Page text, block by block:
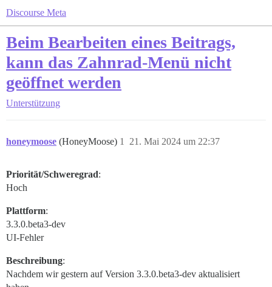
Discourse Meta
Beim Bearbeiten eines Beitrags,
kann das Zahnrad-Menü nicht
geöffnet werden
Unterstützung
honeymoose (HoneyMoose) 21. Mai 2024 um 22:37
1
Priorität/Schweregrad:
Hoch
Plattform:
3.3.0.beta3-dev
UI-Fehler
Beschreibung:
Nachdem wir gestern auf Version 3.3.0.beta3-dev aktualisiert